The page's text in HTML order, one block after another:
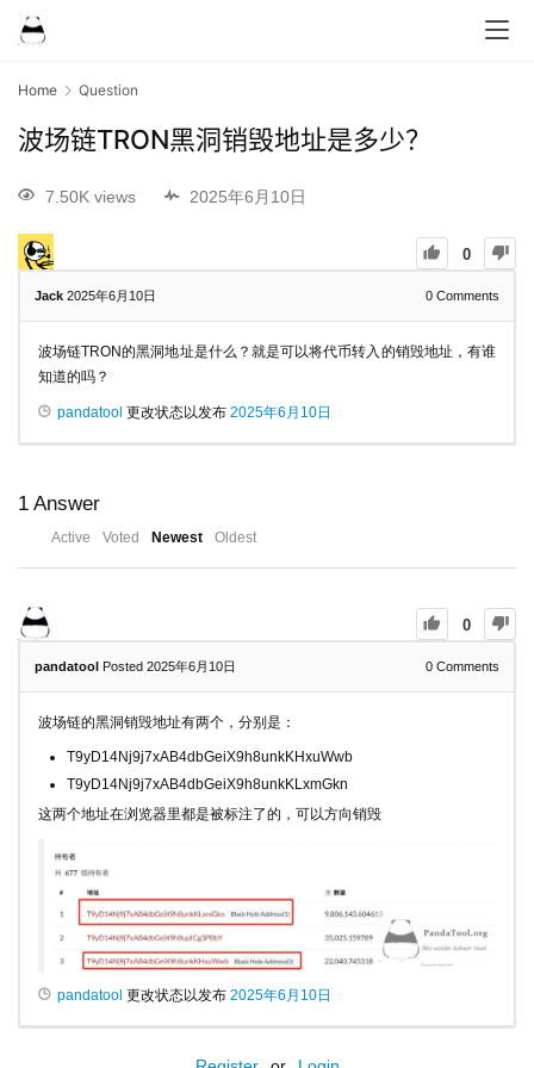
Home Question
波场链TRON黑洞销毁地址是多少？
7.50K views 2025年6月10日
0
Jack 2025年6月10日 0 Comments
波场链TRON的黑洞地址是什么？就是可以将代币转入的销毁地址，有谁
知道的吗？
pandatool 更改状态以发布 2025年6月10日
1 Answer
Active Voted Newest Oldest
0
pandatool Posted 2025年6月10日 0 Comments
波场链的黑洞销毁地址有两个，分别是：
T9yD14Nj9j7xAB4dbGeiX9h8unkKHxuWwb
T9yD14Nj9j7xAB4dbGeiX9h8unkKLxmGkn
这两个地址在浏览器里都是被标注了的，可以方向销毁
pandatool 更改状态以发布 2025年6月10日